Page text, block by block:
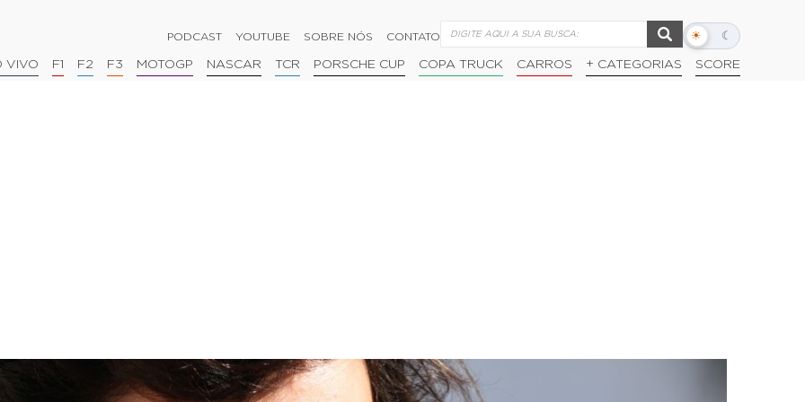
PODCAST YOUTUBE SOBRE NÓS CONTATO ☀ ☾
Alternar
escuro
VIVO F1 F2 F3 MOTOGP NASCAR TCR PORSCHE CUP COPA TRUCK CARROS + CATEGORIAS SCORE